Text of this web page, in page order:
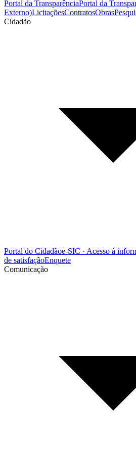
Portal da TransparênciaPortal da
Externo)LicitaçõesContratosObras
Cidadão
Portal do Cidadãoe-SIC · Acesso à
de satisfaçãoEnquete
Comunicação